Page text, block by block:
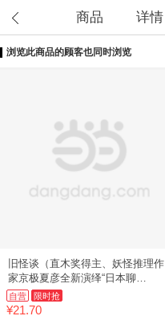
商品 详情
浏览此商品的顾客也同时浏览
旧怪谈（直木奖得主、妖怪推理作
家京极夏彦全新演绎“日本聊
斋”——《耳袋》）
自营 限时抢
¥21.70